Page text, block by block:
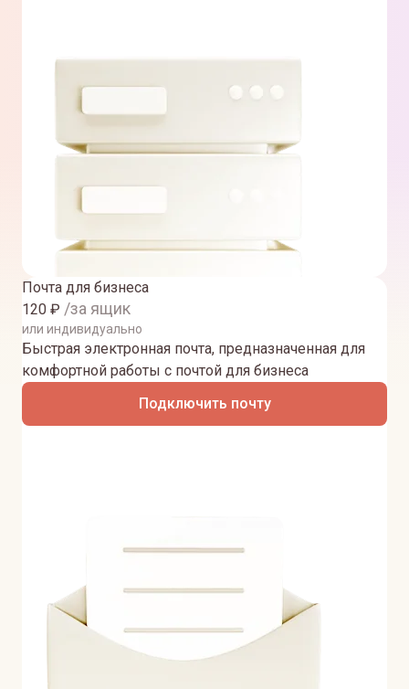
Почта для бизнеса
120 ₽ /за ящик
или индивидуально
Быстрая электронная почта, предназначенная для
комфортной работы с почтой для бизнеса
Подключить почту